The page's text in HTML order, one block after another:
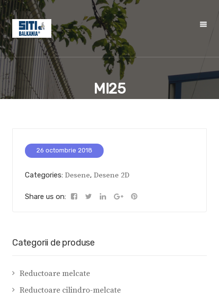
MI25
26 octombrie 2018
Categories: Desene, Desene 2D
Share us on:
Categorii de produse
Reductoare melcate
Reductoare cilindro-melcate